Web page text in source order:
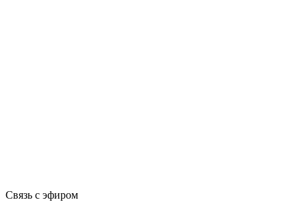
Связь с эфиром